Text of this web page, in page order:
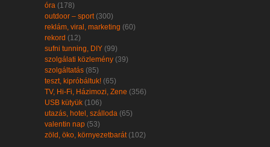
óra (178)
outdoor – sport (300)
reklám, viral, marketing (60)
rekord (12)
sufni tunning, DIY (99)
szolgálati közlemény (39)
szolgáltatás (85)
teszt, kipróbáltuk! (65)
TV, Hi-Fi, Házimozi, Zene (356)
USB kütyük (106)
utazás, hotel, szálloda (65)
valentin nap (53)
zöld, öko, környezetbarát (102)